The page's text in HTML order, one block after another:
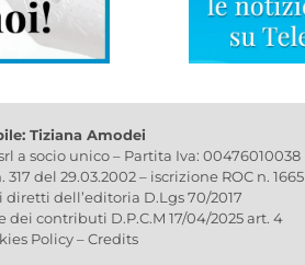
Tiziana Amodei
a socio unico – Partita Iva: 00476010038
del 29.03.2002 – iscrizione ROC n. 1665
dell’editoria D.Lgs 70/2017
dei contributi D.P.C.M 17/04/2025 art. 4
Policy–Credits